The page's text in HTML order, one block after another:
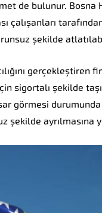
de bulunur. Bosna
çalışanları
şekilde
sigortalı şekilde
görmesi
şekilde ayrılmasına